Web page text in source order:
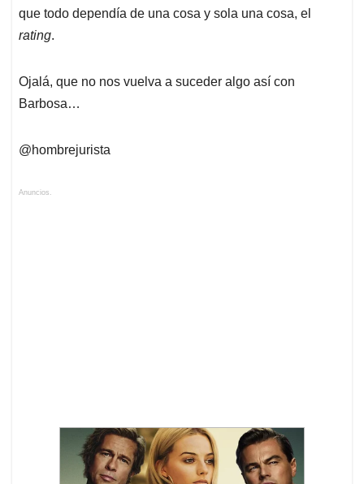
que todo dependía de una cosa y sola una cosa, el
rating.
Ojalá, que no nos vuelva a suceder algo así con
Barbosa…
@hombrejurista
Anuncios.